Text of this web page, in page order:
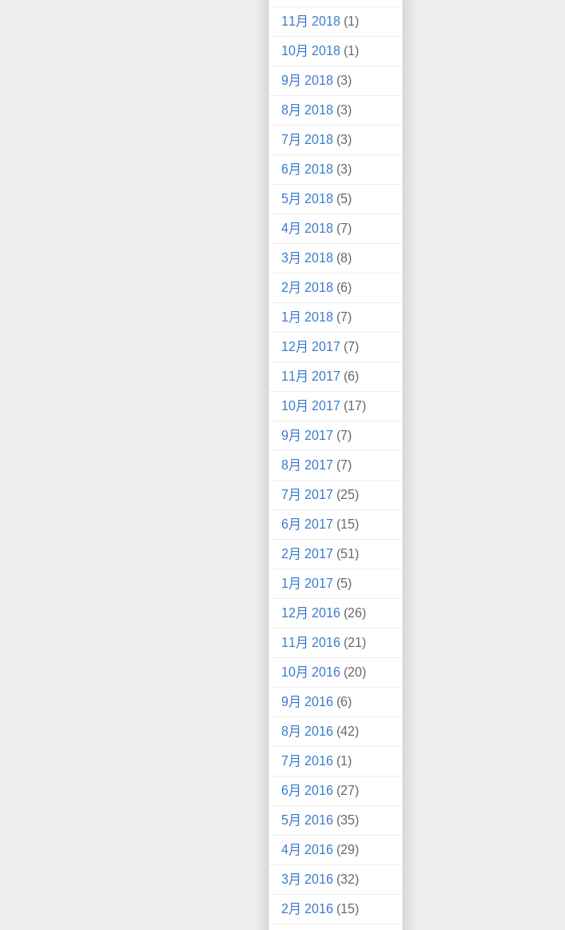
11月 2018 (1)
10月 2018 (1)
9月 2018 (3)
8月 2018 (3)
7月 2018 (3)
6月 2018 (3)
5月 2018 (5)
4月 2018 (7)
3月 2018 (8)
2月 2018 (6)
1月 2018 (7)
12月 2017 (7)
11月 2017 (6)
10月 2017 (17)
9月 2017 (7)
8月 2017 (7)
7月 2017 (25)
6月 2017 (15)
2月 2017 (51)
1月 2017 (5)
12月 2016 (26)
11月 2016 (21)
10月 2016 (20)
9月 2016 (6)
8月 2016 (42)
7月 2016 (1)
6月 2016 (27)
5月 2016 (35)
4月 2016 (29)
3月 2016 (32)
2月 2016 (15)